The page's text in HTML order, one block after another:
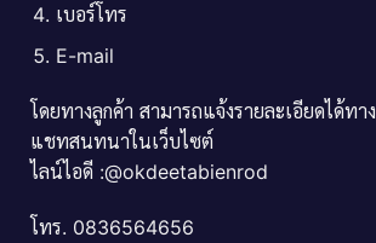
เบอร์โทร
E-mail
โดยทางลูกค้า สามารถแจ้งรายละเอียดได้ทาง
แชทสนทนาในเว็บไซต์
ไลน์ไอดี :@okdeetabienrod
โทร. 0836564656